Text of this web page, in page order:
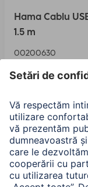
Hama Cablu
1.5 m
00200630